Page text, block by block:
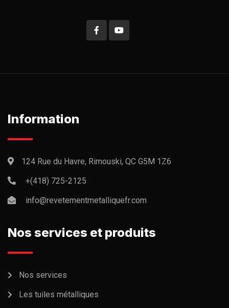
Information
124 Rue du Havre, Rimouski, QC G5M 1Z6
+(418) 725-2125
info@revetementmetalliquefr.com
Nos services et produits
Nos services
Les tuiles métalliques